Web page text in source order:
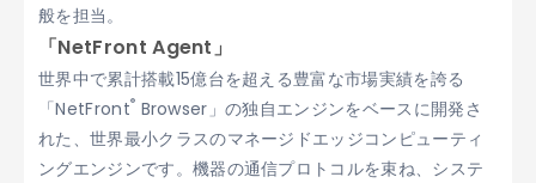
般を担当。
「NetFront Agent」
世界中で累計搭載15億台を超える豊富な市場実績を誇る
「NetFront® Browser」の独自エンジンをベースに開発さ
れた、世界最小クラスのマネージドエッジコンピューティ
ングエンジンです。機器の通信プロトコルを束ね、システ